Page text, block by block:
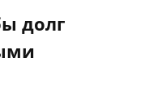
долг